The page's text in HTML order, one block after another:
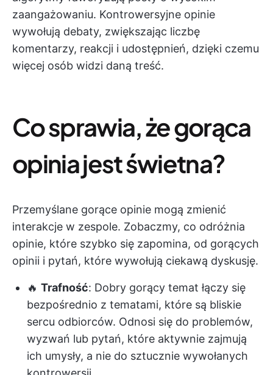
zaangażowaniu. Kontrowersyjne opinie
wywołują debaty, zwiększając liczbę
komentarzy, reakcji i udostępnień, dzięki czemu
więcej osób widzi daną treść.
Co sprawia, że gorąca
opinia jest świetna?
Przemyślane gorące opinie mogą zmienić
interakcje w zespole. Zobaczmy, co odróżnia
opinie, które szybko się zapomina, od gorących
opinii i pytań, które wywołują ciekawą dyskusję.
🔥 Trafność: Dobry gorący temat łączy się
bezpośrednio z tematami, które są bliskie
sercu odbiorców. Odnosi się do problemów,
wyzwań lub pytań, które aktywnie zajmują
ich umysły, a nie do sztucznie wywołanych